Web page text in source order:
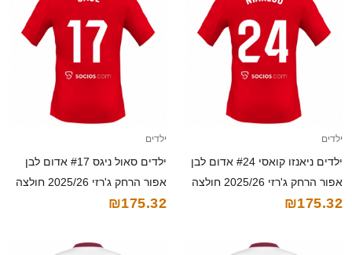
ילדים
ילדים ניאנזו קואסי #24 אדום לבן
אפור הרחק ג'רזי 2025/26 חולצה
קצרה
₪175.32
ילדים
ילדים סאול ניגס #17 אדום לבן
אפור הרחק ג'רזי 2025/26 חולצה
קצרה
₪175.32